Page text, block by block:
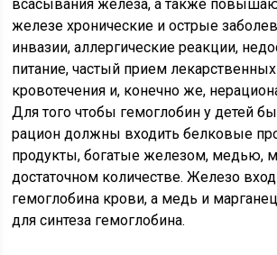
всасывания железа, а также
железе хронические и острые
инвазии, аллергические реакции,
питание, частый прием
кровотечения и, конечно же,
Для того чтобы гемоглобин у детей
рацион должны входить белковые
продукты, богатые железом, медью,
достаточном количестве. Железо
гемоглобина крови, а медь и
для синтеза гемоглобина.